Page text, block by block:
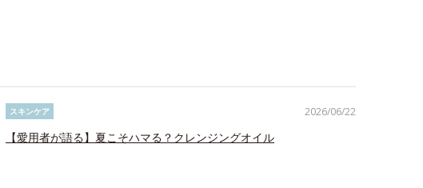
2026/06/22
スキンケア
【愛用者が語る】夏こそハマる？クレンジングオイル